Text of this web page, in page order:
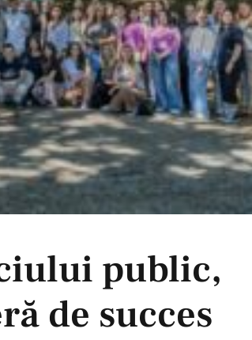
public,
de succes